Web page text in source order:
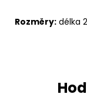
Rozměry: délka